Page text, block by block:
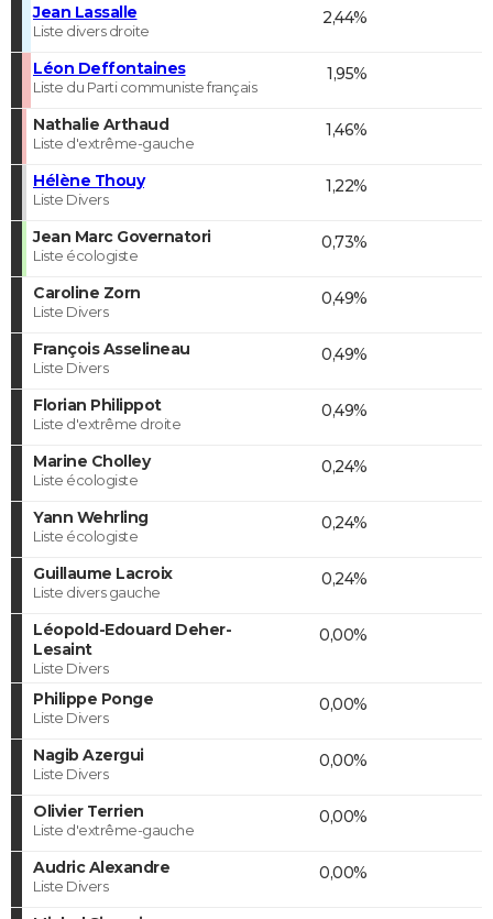
Jean Lassalle
Liste divers droite
2,44%
Léon Deffontaines
Liste du Parti communiste français
1,95%
Nathalie Arthaud
Liste d'extrême-gauche
1,46%
Hélène Thouy
Liste Divers
1,22%
Jean Marc Governatori
Liste écologiste
0,73%
Caroline Zorn
Liste Divers
0,49%
François Asselineau
Liste Divers
0,49%
Florian Philippot
Liste d'extrême droite
0,49%
Marine Cholley
Liste écologiste
0,24%
Yann Wehrling
Liste écologiste
0,24%
Guillaume Lacroix
Liste divers gauche
0,24%
Léopold-Edouard Deher-
Lesaint
Liste Divers
0,00%
Philippe Ponge
Liste Divers
0,00%
Nagib Azergui
Liste Divers
0,00%
Olivier Terrien
Liste d'extrême-gauche
0,00%
Audric Alexandre
Liste Divers
0,00%